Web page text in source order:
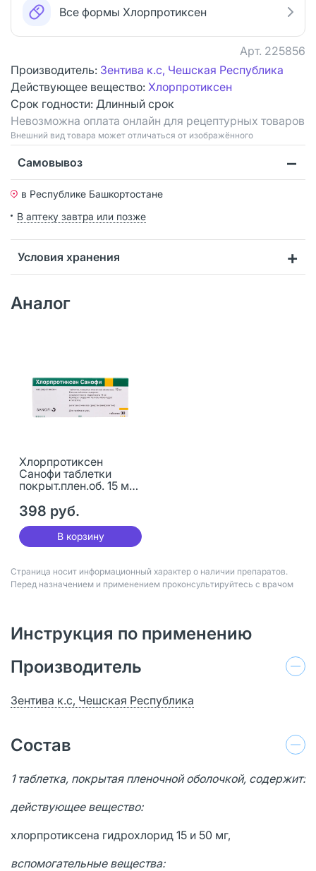
Все формы Хлорпротиксен
Арт. 225856
Производитель: Зентива к.с, Чешская Республика
Действующее вещество: Хлорпротиксен
Срок годности: Длинный срок
Невозможна оплата онлайн для рецептурных товаров
Bнешний вид товара может отличаться от изображённого
Самовывоз
в Республике Башкортостане
В аптеку завтра или позже
Условия хранения
Аналог
Хлорпротиксен
Санофи таблетки
покрыт.плен.об. 15 мг
398 руб.
В корзину
Страница носит информационный характер о наличии препаратов.
Перед назначением и применением проконсультируйтесь с врачом
Инструкция по применению
Производитель
Зентива к.с, Чешская Республика
Состав
1 таблетка, покрытая пленочной оболочкой, содержит:
действующее вещество:
хлорпротиксена гидрохлорид 15 и 50 мг,
вспомогательные вещества: